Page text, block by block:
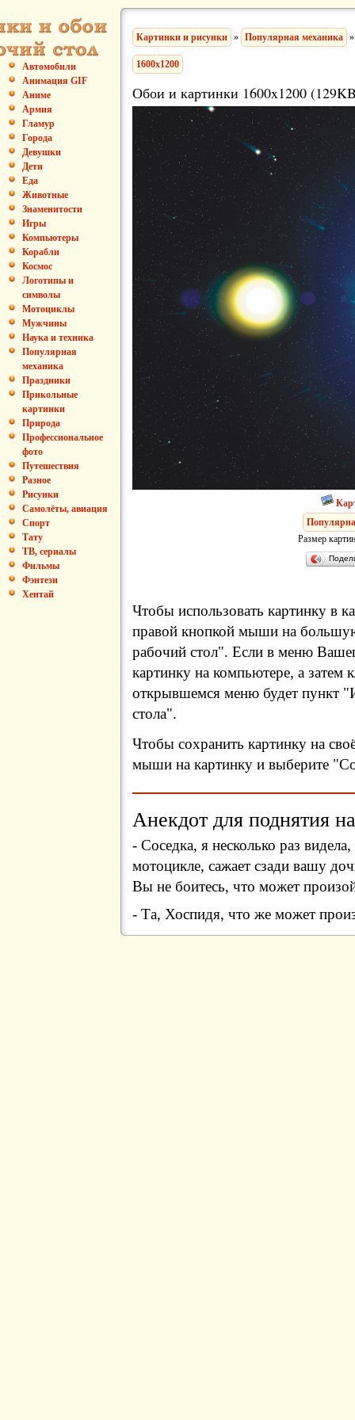
Автомобили
Анимация GIF
Аниме
Армия
Гламур
Города
Девушки
Дети
Еда
Животные
Знаменитости
Игры
Компьютеры
Корабли
Космос
Логотипы и
символы
Мотоциклы
Мужчины
Наука и техника
Популярная
механика
Праздники
Прикольные
картинки
Природа
Профессиональное
фото
Путешествия
Разное
Рисунки
Самолёты, авиация
Спорт
Тату
ТВ, сериалы
Фильмы
Фэнтези
Хентай
Картинки и рисунки » Популярная механика
1600x1200
Обои и картинки 1600x1200
Размер
Чтобы использовать картинку в
правой кнопкой мыши на
рабочий стол". Если в меню
картинку на компьютере, а затем
открывшемся меню будет пункт
стола".
Чтобы сохранить картинку на
мыши на картинку и выберите
Анекдот для поднятия
- Соседка, я несколько раз
мотоцикле, сажает сзади вашу
Вы не боитесь, что может
- Та, Хоспидя, что же может